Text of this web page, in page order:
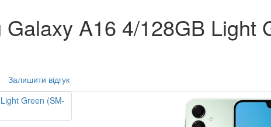
A16 4/128GB Light
Залишити відгук